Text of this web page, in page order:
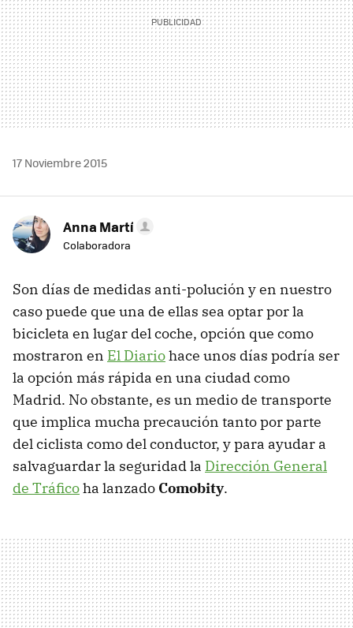
17 Noviembre 2015
Anna Martí
Colaboradora
Son días de medidas anti-polución y en nuestro
caso puede que una de ellas sea optar por la
bicicleta en lugar del coche, opción que como
mostraron en El Diariohace unos días podría ser
la opción más rápida en una ciudad como
Madrid. No obstante, es un medio de transporte
que implica mucha precaución tanto por parte
del ciclista como del conductor, y para ayudar a
salvaguardar la seguridad la Dirección General
de Tráficoha lanzado Comobity.